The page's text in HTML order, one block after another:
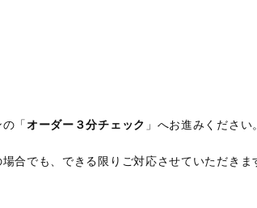
「オーダー３分チェック 」へお進みください。
合でも、できる限りご対応させていただきま